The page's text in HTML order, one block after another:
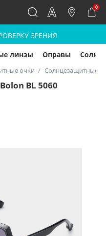
0
ЗРЕНИЯ
линзы Оправы
очки Солнцезащитные
BL 5060